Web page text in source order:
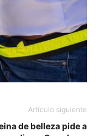
Artículo siguiente
de belleza pide a